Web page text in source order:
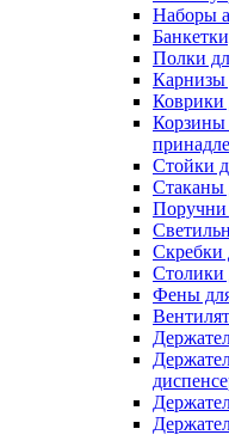
Наборы
Полки
Карнизы
Коврики
Корзины
Стойки
Стаканы
Поручни
Скребки
Столики
Фены